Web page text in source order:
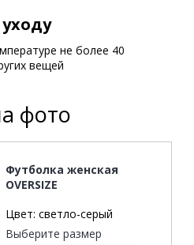
не более 40
вещей
фото
Футболка женская
OVERSIZE
Цвет: светло-серый
Выберите размер